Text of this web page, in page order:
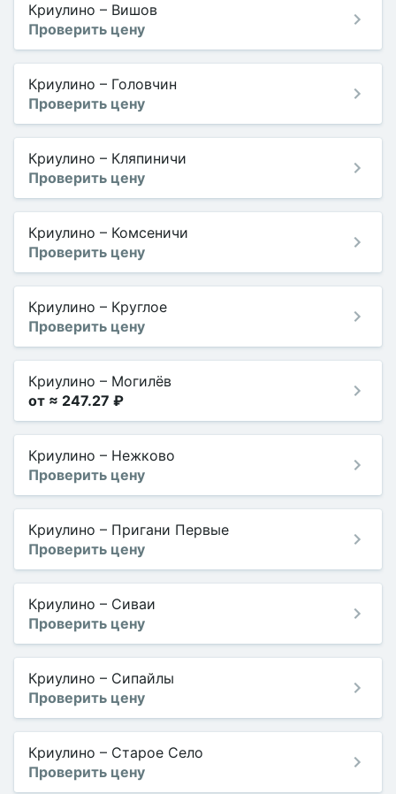
Криулино – Вишов
Проверить цену
Криулино – Головчин
Проверить цену
Криулино – Кляпиничи
Проверить цену
Криулино – Комсеничи
Проверить цену
Криулино – Круглое
Проверить цену
Криулино – Могилёв
от ≈ 247.27 ₽
Криулино – Нежково
Проверить цену
Криулино – Пригани Первые
Проверить цену
Криулино – Сиваи
Проверить цену
Криулино – Сипайлы
Проверить цену
Криулино – Старое Село
Проверить цену